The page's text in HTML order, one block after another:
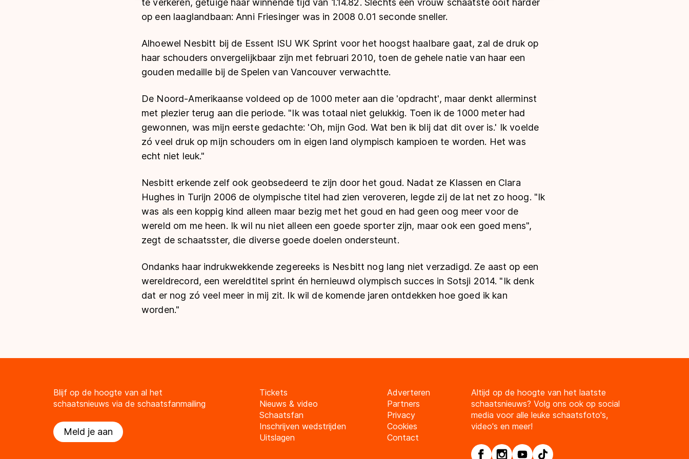
te verkeren, getuige haar winnende tijd van 1.14.82. Slechts één vrouw schaatste ooit harder
op een laaglandbaan: Anni Friesinger was in 2008 0.01 seconde sneller.
Alhoewel Nesbitt bij de Essent ISU WK Sprint voor het hoogst haalbare gaat, zal de druk op
haar schouders onvergelijkbaar zijn met februari 2010, toen de gehele natie van haar een
gouden medaille bij de Spelen van Vancouver verwachtte.
De Noord-Amerikaanse voldeed op de 1000 meter aan die 'opdracht', maar denkt allerminst
met plezier terug aan die periode. "Ik was totaal niet gelukkig. Toen ik de 1000 meter had
gewonnen, was mijn eerste gedachte: 'Oh, mijn God. Wat ben ik blij dat dit over is.' Ik voelde
zó veel druk op mijn schouders om in eigen land olympisch kampioen te worden. Het was
echt niet leuk."
Nesbitt erkende zelf ook geobsedeerd te zijn door het goud. Nadat ze Klassen en Clara
Hughes in Turijn 2006 de olympische titel had zien veroveren, legde zij de lat net zo hoog. "Ik
was als een koppig kind alleen maar bezig met het goud en had geen oog meer voor de
wereld om me heen. Ik wil nu niet alleen een goede sporter zijn, maar ook een goed mens",
zegt de schaatsster, die diverse goede doelen ondersteunt.
Ondanks haar indrukwekkende zegereeks is Nesbitt nog lang niet verzadigd. Ze aast op een
wereldrecord, een wereldtitel sprint én hernieuwd olympisch succes in Sotsji 2014. "Ik denk
dat er nog zó veel meer in mij zit. Ik wil de komende jaren ontdekken hoe goed ik kan
worden."
Blijf op de hoogte van al het
schaatsnieuws via de schaatsfanmailing
Meld je aan
Tickets
Nieuws & video
Schaatsfan
Inschrijven wedstrijden
Uitslagen
Adverteren
Partners
Privacy
Cookies
Contact
Altijd op de hoogte van het laatste
schaatsnieuws? Volg ons ook op social
media voor alle leuke schaatsfoto's,
video's en meer!